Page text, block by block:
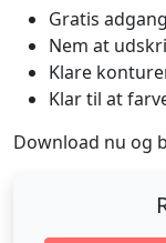
Gratis adgang
Nem at
Klare
Klar til at
Download nu og